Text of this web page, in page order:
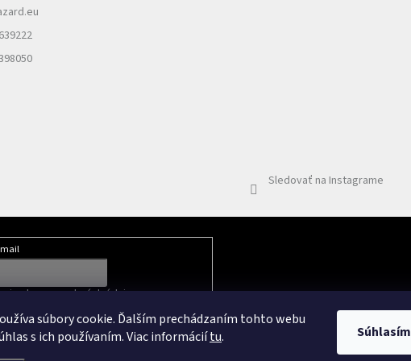
súbory cookie. Ďalším prechádzaním tohto webu
s ich používaním. Viac informáciítu. Súhlasím
Sledovať na Instagrame
ochrany osobných údajov